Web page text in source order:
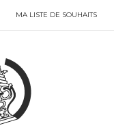
MA LISTE DE SOUHAITS